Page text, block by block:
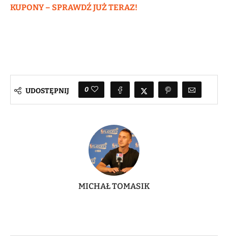
KUPONY – SPRAWDŹ JUŻ TERAZ!
UDOSTĘPNIJ 0
MICHAŁ TOMASIK